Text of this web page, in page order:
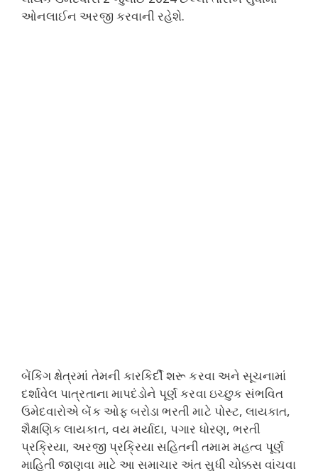
ઓનલાઈન અરજી કરવાની રહેશે.
બેંકિંગ ક્ષેત્રમાં તેમની કારકિર્દી શરૂ કરવા અને સૂચનામાં
દર્શાવેલ પાત્રતાના માપદંડોને પૂર્ણ કરવા ઇચ્છુક સંભવિત
ઉમેદવારોએ બેંક ઓફ બરોડા ભરતી માટે પોસ્ટ, લાયકાત,
શૈક્ષણિક લાયકાત, વય મર્યાદા, પગાર ધોરણ, ભરતી
પ્રક્રિયા, અરજી પ્રક્રિયા સહિતની તમામ મહત્વ પૂર્ણ
માહિતી જાણવા માટે આ સમાચાર અંત સુધી ચોક્કસ વાંચવા